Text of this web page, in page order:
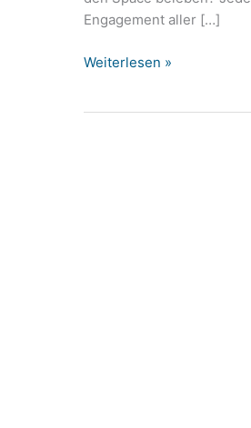
Engagement aller […]
Community
Weiterlesen »